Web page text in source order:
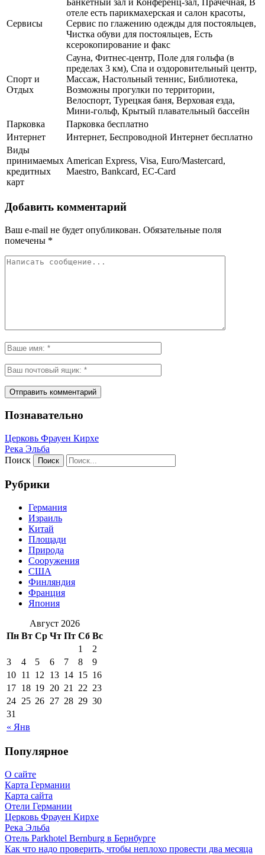
Сервисы
Банкетный зал и Конференц-зал, Прачечная, В
отеле есть парикмахерская и салон красоты,
Сервис по глажению одежды для постояльцев,
Чистка обуви для постояльцев, Есть
ксерокопирование и факс
Спорт и
Отдых
Сауна, Фитнес-центр, Поле для гольфа (в
пределах 3 км), Спа и оздоровительный центр,
Массаж, Настольный теннис, Библиотека,
Возможны прогулки по территории,
Велоспорт, Турецкая баня, Верховая езда,
Мини-гольф, Крытый плавательный бассейн
Парковка
Парковка бесплатно
Интернет
Интернет, Беспроводной Интернет бесплатно
Виды
принимаемых
кредитных
карт
American Express, Visa, Euro/Mastercard,
Maestro, Bankcard, EC-Card
Добавить комментарий
Ваш e-mail не будет опубликован. Обязательные поля
помечены *
Познавательно
Церковь Фрауен Кирхе
Река Эльба
Поиск
Рубрики
Германия
Израиль
Китай
Площади
Природа
Сооружения
США
Финляндия
Франция
Япония
Август 2026
Пн Вт Ср Чт Пт Сб Вс
« Янв
1
2
3
4 5 6 7 8
9
10 11 12 13 14 15 16
17 18 19 20 21 22 23
24 25 26 27 28 29 30
31
Популярное
О сайте
Карта Германии
Карта сайта
Отели Германии
Церковь Фрауен Кирхе
Река Эльба
Отель Parkhotel Bernburg в Бернбурге
Как что надо проверить, чтобы неплохо провести два месяца